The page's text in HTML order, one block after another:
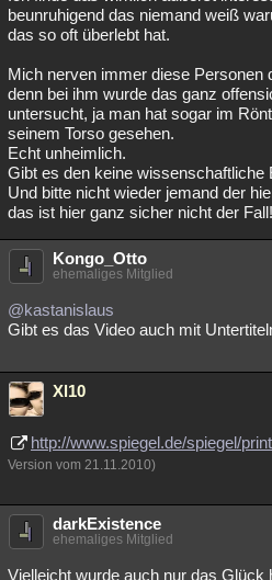
beunruhigend das niemand weiß
das so oft überlebt hat.
Mich nerven immer diese Personen
denn bei ihm wurde das ganz
untersucht, ja man hat sogar im
seinem Torso gesehen.
Echt unheimlich.
Gibt es den keine wissenschaftliche
Und bitte nicht wieder jemand der
das ist hier ganz sicher nicht der Fall!
Kongo_Otto
ehemaliges Mitglied
@kastanislaus
Gibt es das Video auch mit
Xl10
http://www.spiegel.de/spiegel/
Version vom 21.11.2010)
darkExistence
ehemaliges Mitglied
Vielleicht wurde auch nur das Glück